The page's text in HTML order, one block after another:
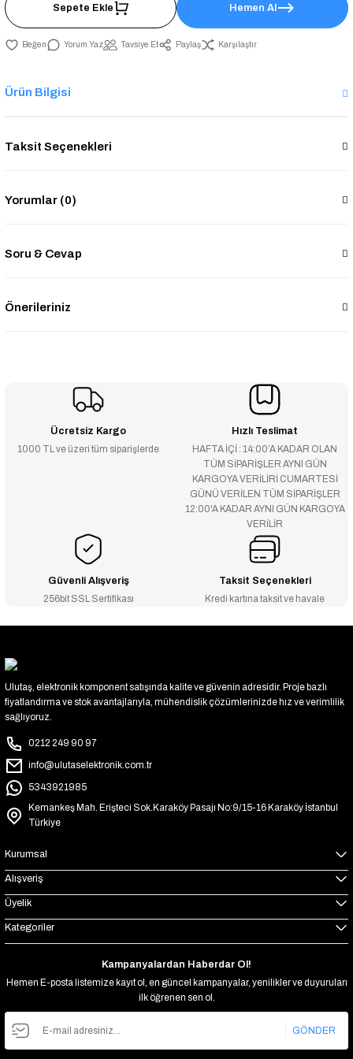
Sepete Ekle Hemen Al
Yorum Yaz Tavsiye Et Paylaş Karşılaştır
Ürün Bilgisi
Taksit Seçenekleri
Yorumlar (0)
Soru & Cevap
Önerileriniz
Ücretsiz Kargo
1000 TL ve üzeri tüm siparişlerde
Hızlı Teslimat
HAFTA İÇİ : 14:00’A KADAR OLAN
TÜM SİPARİŞLER AYNI GÜN
KARGOYA VERİLİRİ CUMARTESİ
GÜNÜ VERİLEN TÜM SİPARİŞLER
12:00'A KADAR AYNI GÜN KARGOYA
VERİLİR
Güvenli Alışveriş
256bit SSL Sertifikası
Taksit Seçenekleri
Kredi kartına taksit ve havale
Ulutaş, elektronik komponent satışında kalite ve güvenin adresidir. Proje bazlı
fiyatlandırma ve stok avantajlarıyla, mühendislik çözümlerinizde hız ve verimlilik
sağlıyoruz.
0212 249 90 97
info@ulutaselektronik.com.tr
5343921985
Kemankeş Mah. Erişteci Sok.Karaköy Pasajı No:9/15-16 Karaköy İstanbul
Türkiye
Kurumsal
Alışveriş
Üyelik
Kategoriler
Kampanyalardan Haberdar Ol!
Hemen E-posta listemize kayıt ol, en güncel kampanyalar, yenilikler ve duyuruları
ilk öğrenen sen ol.
GÖNDER